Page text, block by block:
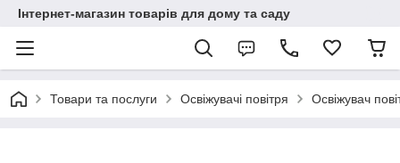
Інтернет-магазин товарів для дому та саду
Товари та послуги Освіжувачі повітря Освіжувач